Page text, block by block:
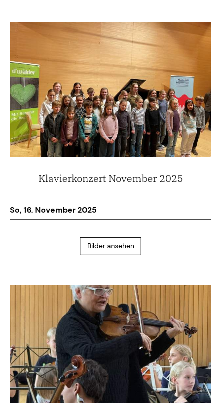
Klavierkonzert November 2025
So, 16. November 2025
Bilder ansehen